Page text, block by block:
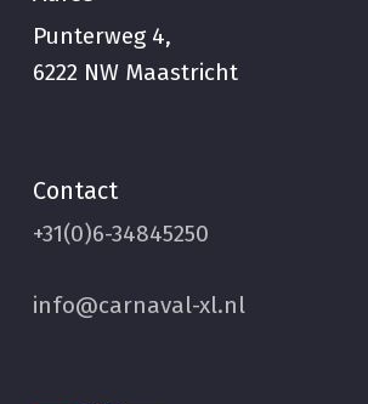
Punterweg 4,
6222 NW Maastricht
Contact
+31(0)6-34845250
info@carnaval-xl.nl